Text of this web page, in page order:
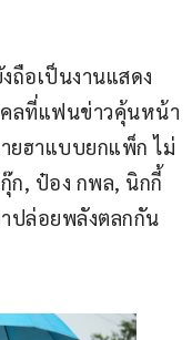
ถือเป็นงานแสดง
คลที่แฟนข่าวคุ้นหน้า
ยฮาแบบยกแพ็ก ไม่
ก, ป๋อง กพล, นิกกี้
ปล่อยพลังตลกกัน